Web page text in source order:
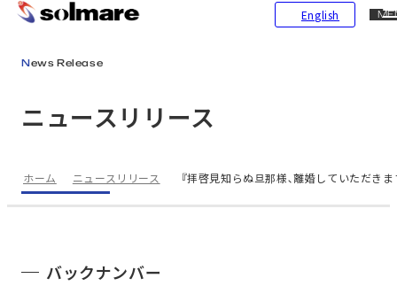
English
ニュースリリース
News Release
ホーム ニュースリリース 『拝啓見知らぬ旦那様､離婚していただき
バックナンバー